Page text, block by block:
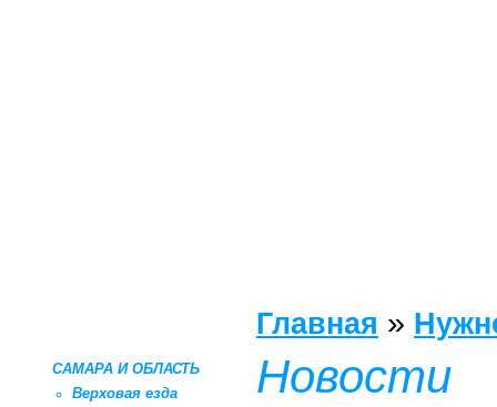
Главная »
САМАРА И ОБЛАСТЬ
Верховая езда
Новости